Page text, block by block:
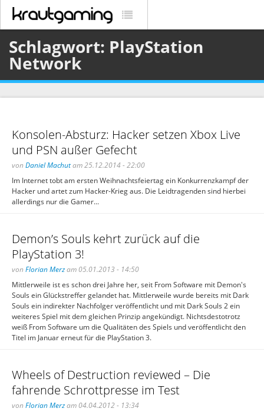
Schlagwort: PlayStation
Network
Konsolen-Absturz: Hacker setzen Xbox Live
und PSN außer Gefecht
von Daniel Machutam 25.12.2014 - 22:00
Im Internet tobt am ersten Weihnachtsfeiertag ein Konkurrenzkampf der
Hacker und artet zum Hacker-Krieg aus. Die Leidtragenden sind hierbei
allerdings nur die Gamer...
Demon’s Souls kehrt zurück auf die
PlayStation 3!
von Florian Merzam 05.01.2013 - 14:50
Mittlerweile ist es schon drei Jahre her, seit From Software mit Demon's
Souls ein Glückstreffer gelandet hat. Mittlerweile wurde bereits mit Dark
Souls ein indirekter Nachfolger veröffentlicht und mit Dark Souls 2 ein
weiteres Spiel mit dem gleichen Prinzip angekündigt. Nichtsdestotrotz
weiß From Software um die Qualitäten des Spiels und veröffentlicht den
Titel im Januar erneut für die PlayStation 3.
Wheels of Destruction reviewed – Die
fahrende Schrottpresse im Test
von Florian Merzam 04.04.2012 - 13:34